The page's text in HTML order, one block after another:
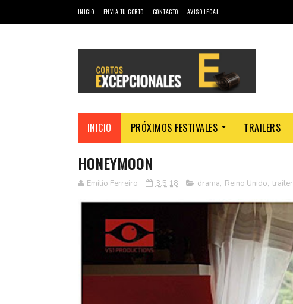
INICIO ENVÍA TU CORTO CONTACTO AVISO LEGAL
INICIO PRÓXIMOS FESTIVALES TRAILERS
HONEYMOON
Emilio Ferreiro 3.5.18 drama, Reino Unido, trailer